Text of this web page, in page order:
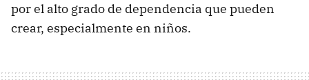
por el alto grado de dependencia que pueden
crear, especialmente en niños.